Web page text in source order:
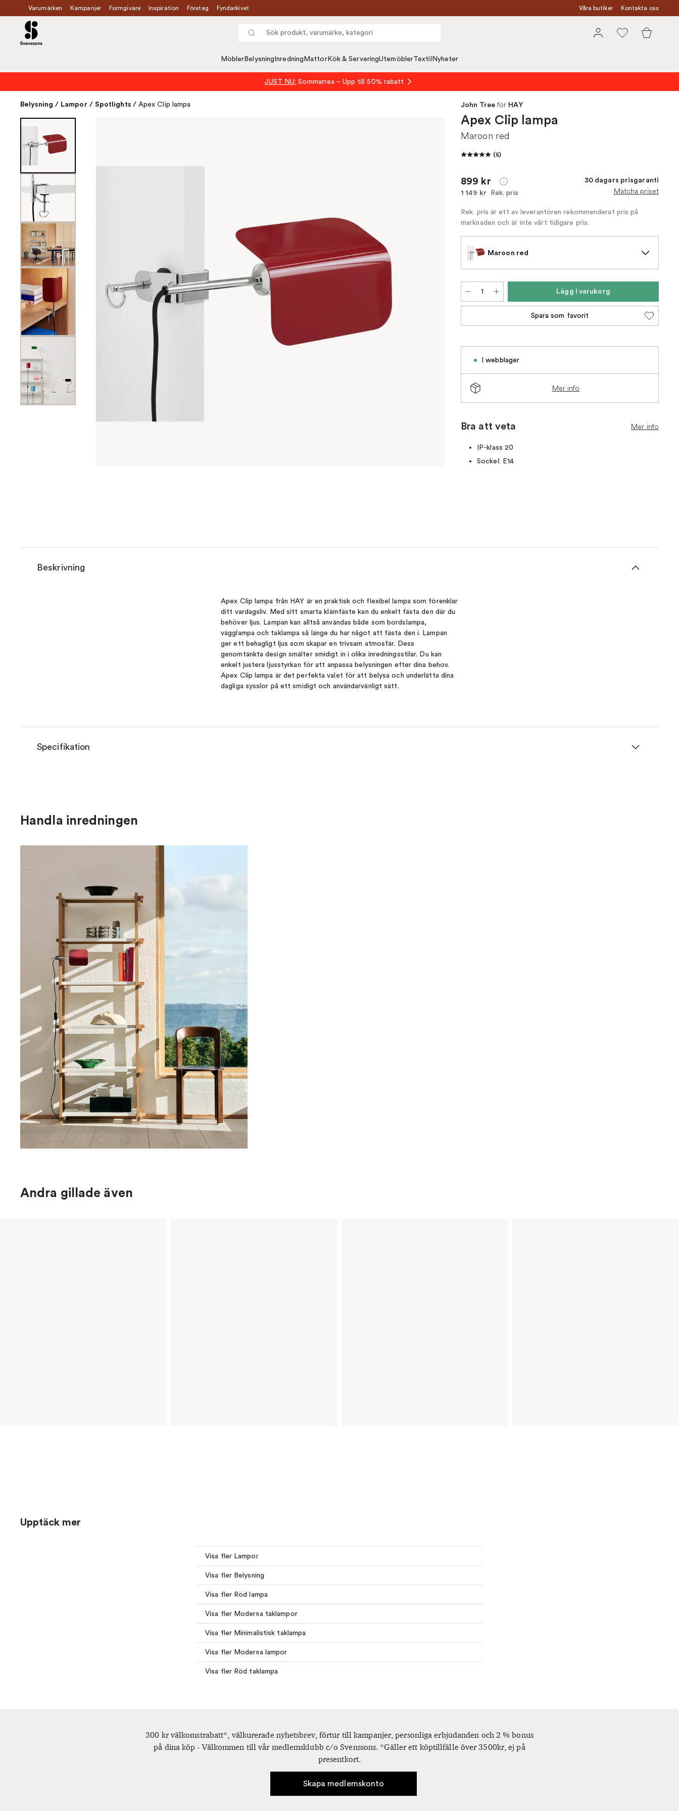
Varumärken Kampanjer Formgivare Inspiration Företag Fyndarkivet Våra butiker Kontakta oss
Möbler Belysning Inredning MattorKök & ServeringUtemöblerTextil Nyheter
JUST NU: Sommarrea – Upp till 50% rabatt
Belysning / Lampor / Spotlights / Apex Clip lampa John Tree för HAY
Apex Clip lampa
Maroon red
(5)
899 kr
1 149 kr Rek. pris
30 dagars prisgaranti
Matcha priset
Rek. pris är ett av leverantören rekommenderat pris på
marknaden och är inte vårt tidigare pris.
Maroon red
Lägg i varukorg
Spara som favorit
I webblager
Mer info
Bra att veta Mer info
IP-klass 20
Sockel: E14
Beskrivning
Apex Clip lampa från HAY är en praktisk och flexibel lampa som förenklar
ditt vardagsliv. Med sitt smarta klämfäste kan du enkelt fästa den där du
behöver ljus. Lampan kan alltså användas både som bordslampa,
vägglampa och taklampa så länge du har något att fästa den i. Lampan
ger ett behagligt ljus som skapar en trivsam atmosfär. Dess
genomtänkta design smälter smidigt in i olika inredningsstilar. Du kan
enkelt justera ljusstyrkan för att anpassa belysningen efter dina behov.
Apex Clip lampa är det perfekta valet för att belysa och underlätta dina
dagliga sysslor på ett smidigt och användarvänligt sätt.
Specifikation
Handla inredningen
Andra gillade även
Upptäck mer
Visa fler Lampor
Visa fler Belysning
Visa fler Röd lampa
Visa fler Moderna taklampor
Visa fler Minimalistisk taklampa
Visa fler Moderna lampor
Visa fler Röd taklampa
300 kr välkomstrabatt*, välkurerade nyhetsbrev, förtur till kampanjer, personliga erbjudanden och 2 % bonus
på dina köp - Välkommen till vår medlemsklubb c/o Svenssons. *Gäller ett köptillfälle över 3500kr, ej på
presentkort.
Skapa medlemskonto